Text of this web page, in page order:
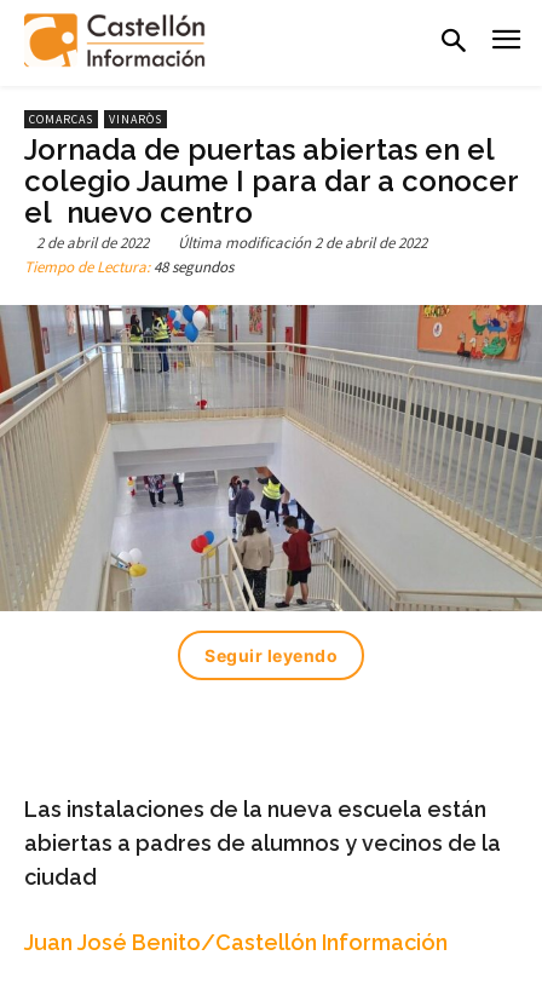
COMARCAS VINARÒS
Jornada de puertas abiertas en el
colegio Jaume I para dar a conocer
el nuevo centro
2 de abril de 2022 Última modificación2 de abril de 2022
Tiempo de Lectura:48 segundos
Seguir leyendo
Las instalaciones de la nueva escuela están
abiertas a padres de alumnos y vecinos de la
ciudad
Juan José Benito/Castellón Información